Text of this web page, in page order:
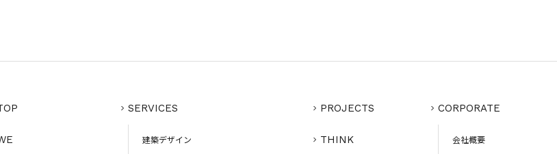
SERVICES
建築デザイン
PROJECTS
THINK
CORPORATE
会社概要